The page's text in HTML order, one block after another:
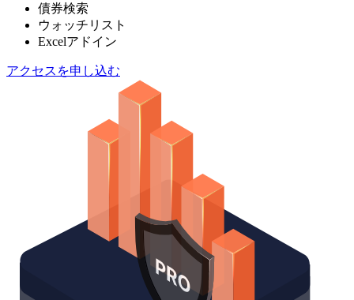
債券検索
ウォッチリスト
Excelアドイン
アクセスを申し込む